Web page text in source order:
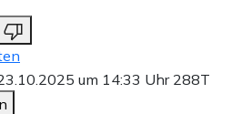
um 14:33 Uhr 288T